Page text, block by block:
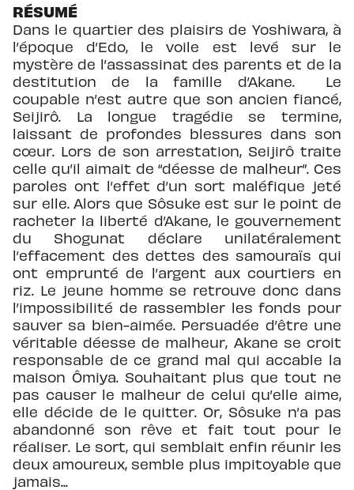
RÉSUMÉ
Dans le quartier des plaisirs de Yoshiwara, à
l’époque d’Edo, le voile est levé sur le
mystère de l’assassinat des parents et de la
destitution de la famille d’Akane. Le
coupable n’est autre que son ancien fiancé,
Seijirô. La longue tragédie se termine,
laissant de profondes blessures dans son
cœur. Lors de son arrestation, Seijirô traite
celle qu’il aimait de “déesse de malheur”. Ces
paroles ont l’effet d’un sort maléfique jeté
sur elle. Alors que Sôsuke est sur le point de
racheter la liberté d’Akane, le gouvernement
du Shogunat déclare unilatéralement
l’effacement des dettes des samouraïs qui
ont emprunté de l’argent aux courtiers en
riz. Le jeune homme se retrouve donc dans
l’impossibilité de rassembler les fonds pour
sauver sa bien-aimée. Persuadée d’être une
véritable déesse de malheur, Akane se croit
responsable de ce grand mal qui accable la
maison Ômiya. Souhaitant plus que tout ne
pas causer le malheur de celui qu’elle aime,
elle décide de le quitter. Or, Sôsuke n’a pas
abandonné son rêve et fait tout pour le
réaliser. Le sort, qui semblait enfin réunir les
deux amoureux, semble plus impitoyable que
jamais...